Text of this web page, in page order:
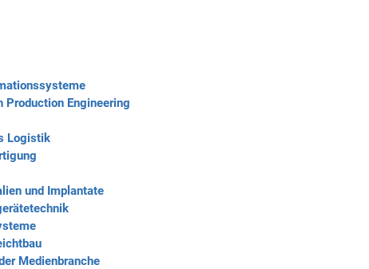
Engineering
Logistik
und Implantate
Medienbranche